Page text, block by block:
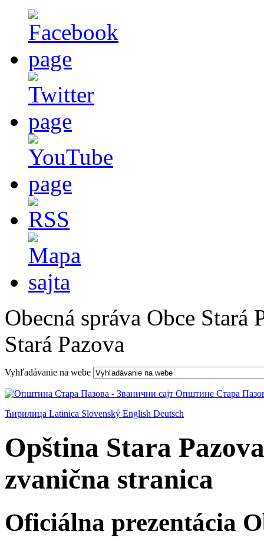
Obecná správa Obce Stará
Stará Pazova
Vyhľadávanie na webe
Ћирилица Latinica Slovenský English Deutsch
Opština Stara
zvanična stranica
Oficiálna prezentácia